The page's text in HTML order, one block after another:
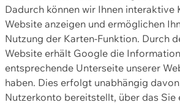
Dadurch können wir Ihnen interaktive
Website anzeigen und ermöglichen
Nutzung der Karten-Funktion. Durch
Website erhält Google die
entsprechende Unterseite unserer
haben. Dies erfolgt unabhängig
Nutzerkonto bereitstellt, über das Sie